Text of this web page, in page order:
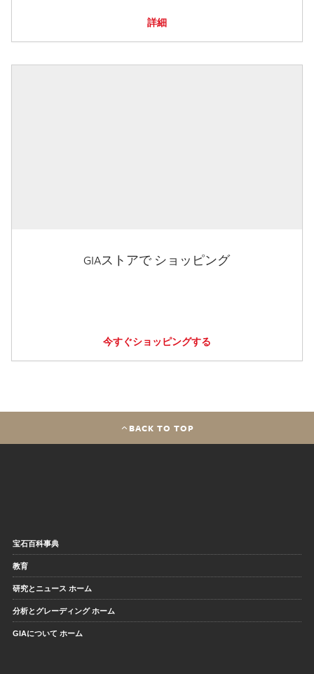
詳細
GIAストアで ショッピング
今すぐショッピングする
BACK TO TOP
宝石百科事典
教育
研究とニュース ホーム
分析とグレーディング ホーム
GIAについて ホーム